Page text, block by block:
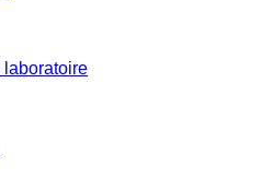
laboratoire